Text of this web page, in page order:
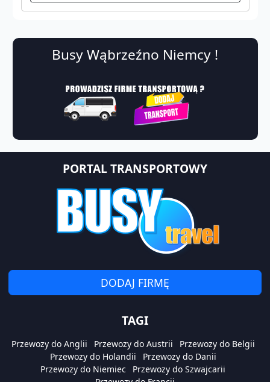
Busy Wąbrzeźno Niemcy !
PORTAL TRANSPORTOWY
DODAJ FIRMĘ
TAGI
Przewozy do Anglii Przewozy do Austrii
Przewozy do Belgii
Przewozy do Holandii
Przewozy do Danii
Przewozy do Niemiec
Przewozy do Szwajcarii